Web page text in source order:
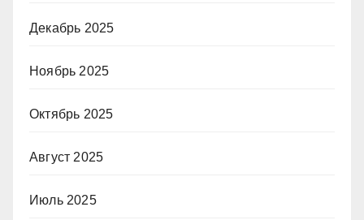
Декабрь 2025
Ноябрь 2025
Октябрь 2025
Август 2025
Июль 2025